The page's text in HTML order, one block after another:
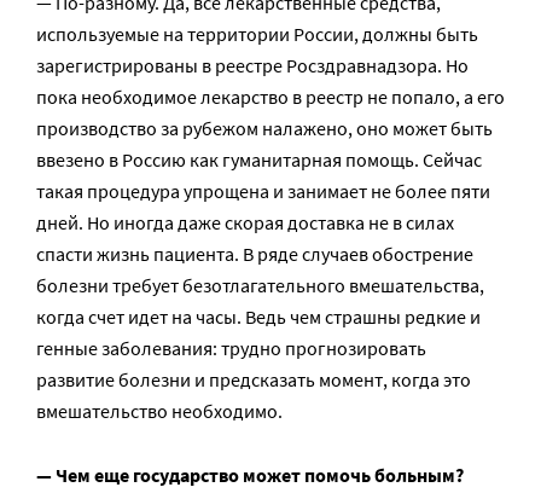
используемые на территории России, должны быть
зарегистрированы в реестре Росздравнадзора. Но
пока необходимое лекарство в реестр не попало, а его
производство за рубежом налажено, оно может быть
ввезено в Россию как гуманитарная помощь. Сейчас
такая процедура упрощена и занимает не более пяти
дней. Но иногда даже скорая доставка не в силах
спасти жизнь пациента. В ряде случаев обострение
болезни требует безотлагательного вмешательства,
когда счет идет на часы. Ведь чем страшны редкие и
генные заболевания: трудно прогнозировать
развитие болезни и предсказать момент, когда это
вмешательство необходимо.
— Чем еще государство может помочь больным?